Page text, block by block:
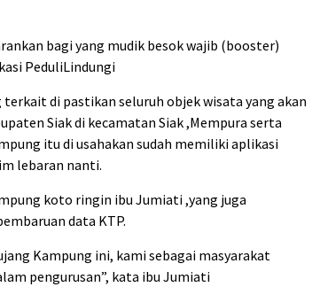
bagi yang mudik besok wajib (booster)
PeduliLindungi
terkait di pastikan seluruh objek wisata yang akan
Siak di kecamatan Siak ,Mempura serta
itu di usahakan sudah memiliki aplikasi
lebaran nanti.
koto ringin ibu Jumiati ,yang juga
data KTP.
Kampung ini, kami sebagai masyarakat
pengurusan”, kata ibu Jumiati